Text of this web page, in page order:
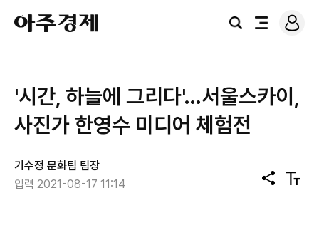
아
주
경
검
전
로
그
'시간, 하늘에 그리다'…서울스카이,
사진가 한영수 미디어 체험전
기수정 문화팀 팀장
입력 2021-08-17 11:14
공
유
텍
스